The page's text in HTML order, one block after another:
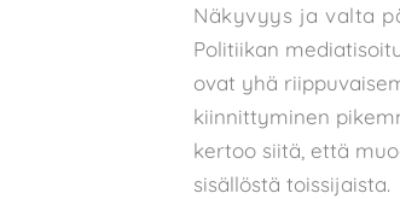
Näkyvyys ja valta
Politiikan
ovat yhä
kiinnittyminen
kertoo siitä, että
sisällöstä toissijaista.